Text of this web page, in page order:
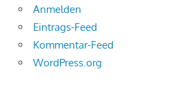
Anmelden
Eintrags-Feed
Kommentar-Feed
WordPress.org